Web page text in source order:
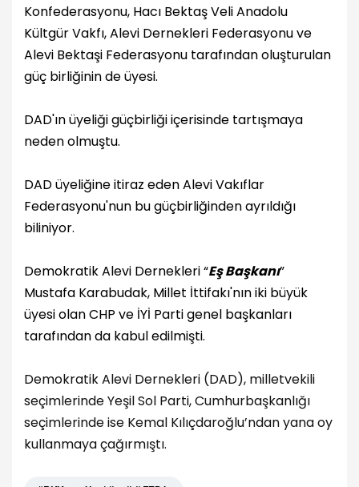
Konfederasyonu, Hacı Bektaş Veli Anadolu
Kültgür Vakfı, Alevi Dernekleri Federasyonu ve
Alevi Bektaşi Federasyonu tarafından oluşturulan
güç birliğinin de üyesi.
DAD'ın üyeliği güçbirliği içerisinde tartışmaya
neden olmuştu.
DAD üyeliğine itiraz eden Alevi Vakıflar
Federasyonu'nun bu güçbirliğinden ayrıldığı
biliniyor.
Demokratik Alevi Dernekleri “Eş Başkanı”
Mustafa Karabudak, Millet İttifakı'nın iki büyük
üyesi olan CHP ve İYİ Parti genel başkanları
tarafından da kabul edilmişti.
Demokratik Alevi Dernekleri (DAD), milletvekili
seçimlerinde Yeşil Sol Parti, Cumhurbaşkanlığı
seçimlerinde ise Kemal Kılıçdaroğlu’ndan yana oy
kullanmaya çağırmıştı.